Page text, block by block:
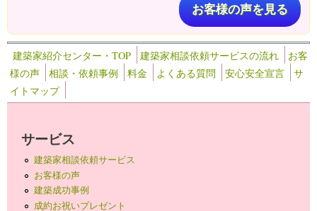
お客様の声を見る
建築家紹介センター・TOP 建築家相談依頼サービスの流れ
お客
様の声
相談・依頼事例 料金 よくある質問 安心安全宣言
サ
イトマップ
サービス
建築家相談依頼サービス
お客様の声
建築成功事例
成約お祝いプレゼント